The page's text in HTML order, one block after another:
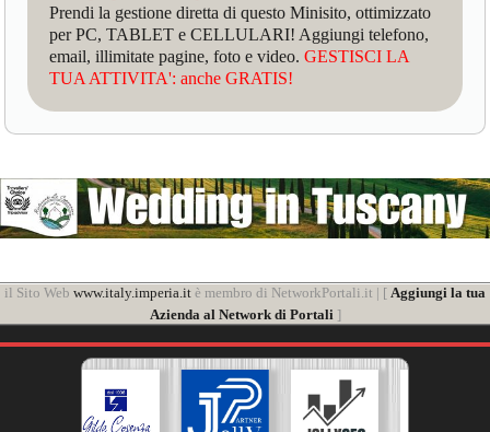
Prendi la gestione diretta di questo Minisito, ottimizzato
per PC, TABLET e CELLULARI! Aggiungi telefono,
email, illimitate pagine, foto e video.GESTISCI LA
TUA ATTIVITA': anche GRATIS!
il Sito Web www.italy.imperia.it è membro di NetworkPortali.it | [ Aggiungi la tua
Azienda al Network di Portali]